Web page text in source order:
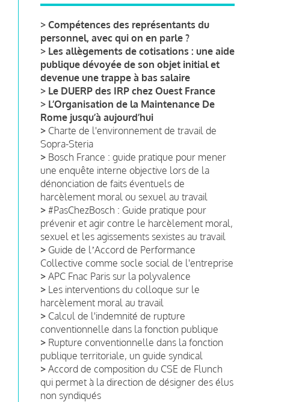
> Compétences des représentants du
personnel, avec qui on en parle ?
> Les allègements de cotisations : une aide
publique dévoyée de son objet initial et
devenue une trappe à bas salaire
> Le DUERP des IRP chez Ouest France
> L’Organisation de la Maintenance De
Rome jusqu’à aujourd’hui
> Charte de l'environnement de travail de
Sopra-Steria
> Bosch France : guide pratique pour mener
une enquête interne objective lors de la
dénonciation de faits éventuels de
harcèlement moral ou sexuel au travail
> #PasChezBosch : Guide pratique pour
prévenir et agir contre le harcèlement moral,
sexuel et les agissements sexistes au travail
> Guide de lʼAccord de Performance
Collective comme socle social de l'entreprise
> APC Fnac Paris sur la polyvalence
> Les interventions du colloque sur le
harcèlement moral au travail
> Calcul de l'indemnité de rupture
conventionnelle dans la fonction publique
> Rupture conventionnelle dans la fonction
publique territoriale, un guide syndical
> Accord de composition du CSE de Flunch
qui permet à la direction de désigner des élus
non syndiqués